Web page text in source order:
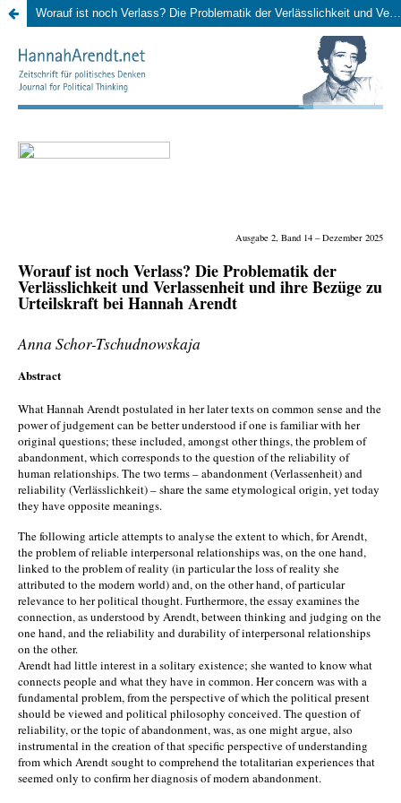
Worauf ist noch Verlass? Die Problematik der Verlässlichkeit und Verlassenheit und ihre Bezüge zu Urteilskraft bei Hannah Arendt